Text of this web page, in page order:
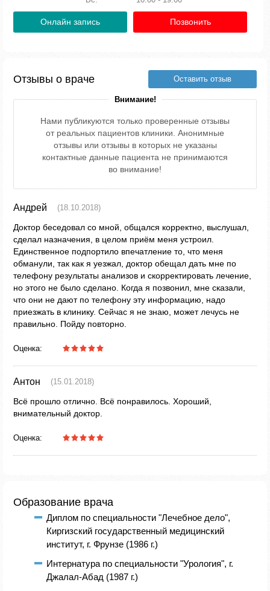
Онлайн запись Позвонить
Отзывы о враче Оставить отзыв
Внимание!
Нами публикуются только проверенные отзывы
от реальных пациентов клиники. Анонимные
отзывы или отзывы в которых не указаны
контактные данные пациента не принимаются
во внимание!
Андрей (18.10.2018)
Доктор беседовал со мной, общался корректно, выслушал,
сделал назначения, в целом приём меня устроил.
Единственное подпортило впечатление то, что меня
обманули, так как я уезжал, доктор обещал дать мне по
телефону результаты анализов и скорректировать лечение,
но этого не было сделано. Когда я позвонил, мне сказали,
что они не дают по телефону эту информацию, надо
приезжать в клинику. Сейчас я не знаю, может лечусь не
правильно. Пойду повторно.
Оценка:
Антон (15.01.2018)
Всё прошло отлично. Всё понравилось. Хороший,
внимательный доктор.
Оценка:
Образование врача
Диплом по специальности "Лечебное дело",
Киргизский государственный медицинский
институт, г. Фрунзе (1986 г.)
Интернатура по специальности "Урология", г.
Джалал-Абад (1987 г.)